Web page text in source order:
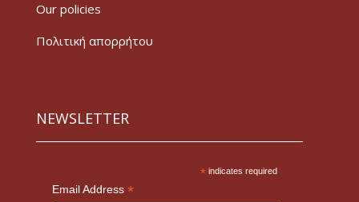
Our policies
Πολιτική απορρήτου
NEWSLETTER
* indicates required
Email Address *